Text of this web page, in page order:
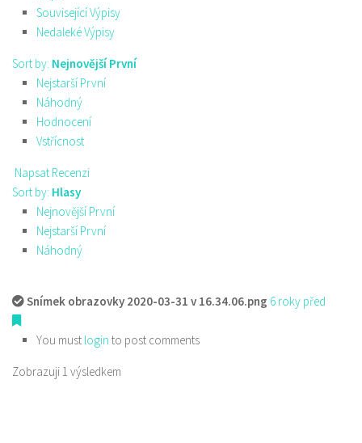
Související Výpisy
Nedaleké Výpisy
Sort by: Nejnovější První
Nejstarší První
Náhodný
Hodnocení
Vstřícnost
Napsat Recenzi
Sort by: Hlasy
Nejnovější První
Nejstarší První
Náhodný
Snímek obrazovky 2020-03-31 v 16.34.06.png 6 roky před
You must login to post comments
Zobrazuji 1 výsledkem